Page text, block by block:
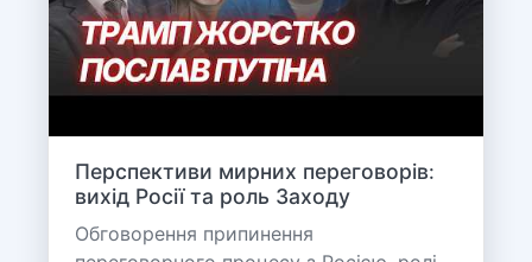
Перспективи мирних переговорів:
вихід Росії та роль Заходу
Обговорення припинення